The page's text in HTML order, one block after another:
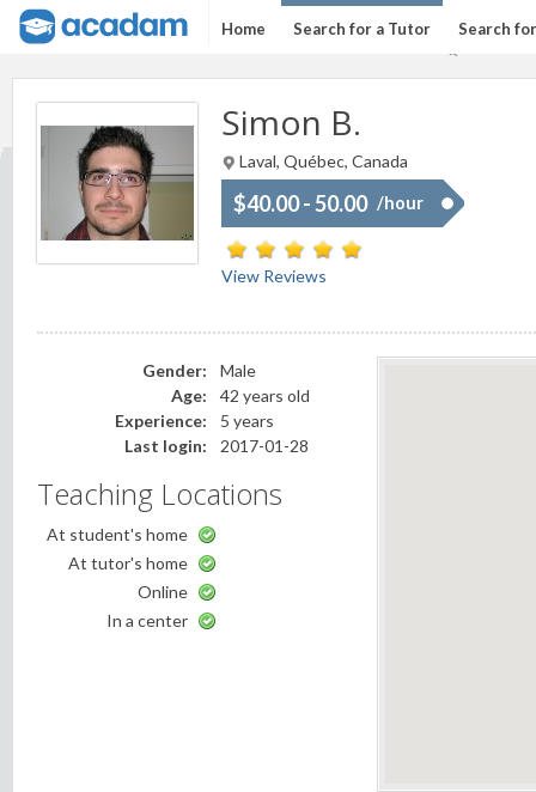
Home Search for a Tutor Search
Simon B.
Laval, Québec, Canada
$40.00 - 50.00 /hour
View Reviews
Gender:
Male
Age:
42 years old
Experience:
5 years
Last login:
2017-01-28
Teaching Locations
At student's home
At tutor's home
Online
In a center